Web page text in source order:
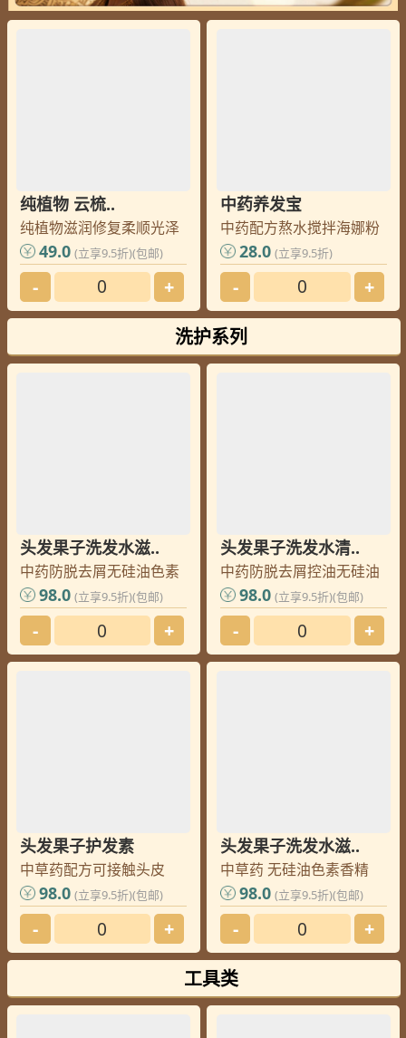
纯植物 云梳..
纯植物滋润修复柔顺光泽
49.0 (立享9.5折)(包邮)
- +
中药养发宝
中药配方熬水搅拌海娜粉
28.0 (立享9.5折)
- +
洗护系列
头发果子洗发水滋..
中药防脱去屑无硅油色素
98.0 (立享9.5折)(包邮)
- +
头发果子洗发水清..
中药防脱去屑控油无硅油
98.0 (立享9.5折)(包邮)
- +
头发果子护发素
中草药配方可接触头皮
98.0 (立享9.5折)(包邮)
- +
头发果子洗发水滋..
中草药 无硅油色素香精
98.0 (立享9.5折)(包邮)
- +
工具类